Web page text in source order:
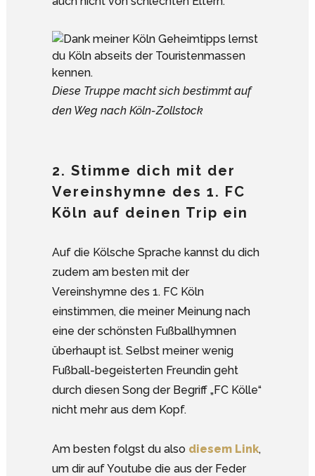
Diese Truppe macht sich bestimmt auf
den Weg nach Köln-Zollstock
2. Stimme dich mit der
Vereinshymne des 1. FC
Köln auf deinen Trip ein
Auf die Kölsche Sprache kannst du dich
zudem am besten mit der
Vereinshymne des 1. FC Köln
einstimmen, die meiner Meinung nach
eine der schönsten Fußballhymnen
überhaupt ist. Selbst meiner wenig
Fußball-begeisterten Freundin geht
durch diesen Song der Begriff „FC Kölle“
nicht mehr aus dem Kopf.
Am besten folgst du also diesem Link,
um dir auf Youtube die aus der Feder